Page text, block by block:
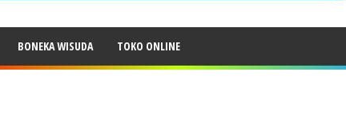
BONEKA WISUDA TOKO ONLINE